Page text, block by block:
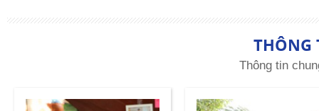
THÔNG
Thông tin